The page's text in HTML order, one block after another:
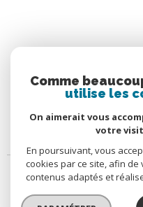
Comme
utilise les
On aimerait vous
votre
En poursuivant, vous
cookies par ce site, afin
contenus adaptés et